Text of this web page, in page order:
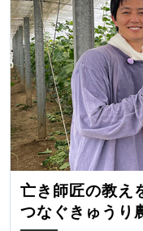
亡き師匠の教え
つなぐきゅうり